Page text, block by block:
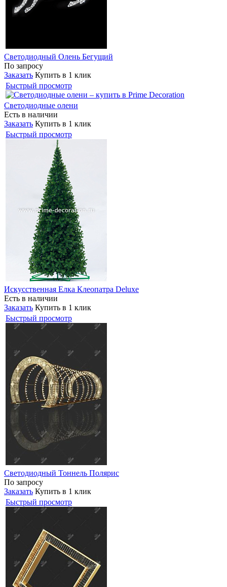
Светодиодный Олень Бегущий
По запросу
Заказать Купить в 1 клик
Быстрый просмотр
Светодиодные олени
Есть в наличии
Заказать Купить в 1 клик
Быстрый просмотр
Искусственная Елка Клеопатра Deluxe
Есть в наличии
Заказать Купить в 1 клик
Быстрый просмотр
Светодиодный Тоннель Полярис
По запросу
Заказать Купить в 1 клик
Быстрый просмотр